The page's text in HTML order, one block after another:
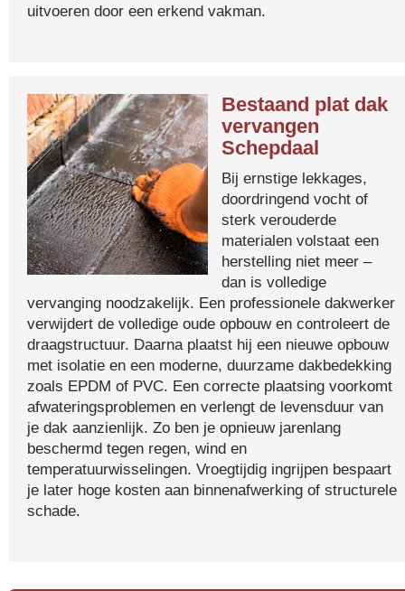
uitvoeren door een erkend vakman.
Bestaand plat dak
vervangen
Schepdaal
Bij ernstige lekkages,
doordringend vocht of
sterk verouderde
materialen volstaat een
herstelling niet meer –
dan is volledige
vervanging noodzakelijk. Een professionele dakwerker
verwijdert de volledige oude opbouw en controleert de
draagstructuur. Daarna plaatst hij een nieuwe opbouw
met isolatie en een moderne, duurzame dakbedekking
zoals EPDM of PVC. Een correcte plaatsing voorkomt
afwateringsproblemen en verlengt de levensduur van
je dak aanzienlijk. Zo ben je opnieuw jarenlang
beschermd tegen regen, wind en
temperatuurwisselingen. Vroegtijdig ingrijpen bespaart
je later hoge kosten aan binnenafwerking of structurele
schade.